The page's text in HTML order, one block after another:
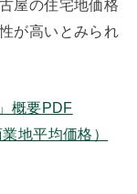
屋の住宅地価格
が高いとみられ
概要PDF
地平均価格）